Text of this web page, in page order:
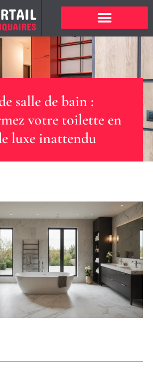
salle de bain :
votre toilette en
luxe inattendu